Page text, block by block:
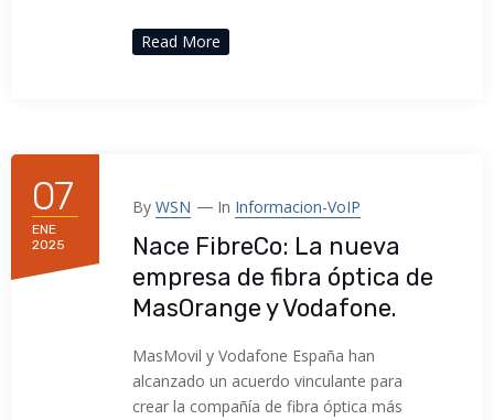
Read More
07
ENE
2025
By WSN In Informacion-VoIP
Nace FibreCo: La nueva
empresa de fibra óptica de
MasOrange y Vodafone.
MasMovil y Vodafone España han
alcanzado un acuerdo vinculante para
crear la compañía de fibra óptica más